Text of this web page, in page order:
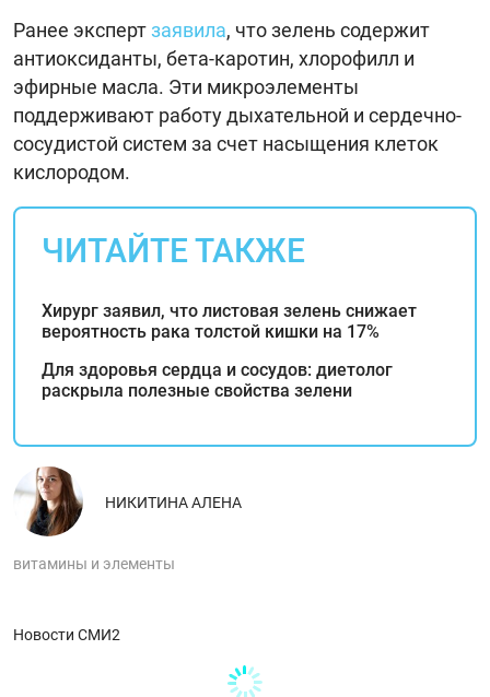
Ранее экспертзаявила, что зелень содержит
антиоксиданты, бета-каротин, хлорофилл и
эфирные масла. Эти микроэлементы
поддерживают работу дыхательной и сердечно-
сосудистой систем за счет насыщения клеток
кислородом.
ЧИТАЙТЕ ТАКЖЕ
Хирург заявил, что листовая зелень снижает
вероятность рака толстой кишки на 17%
Для здоровья сердца и сосудов: диетолог
раскрыла полезные свойства зелени
НИКИТИНА АЛЕНА
витамины и элементы
Новости СМИ2